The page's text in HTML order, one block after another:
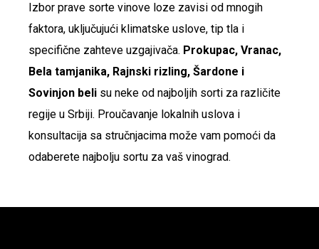
Izbor prave sorte vinove loze zavisi od mnogih
faktora, uključujući klimatske uslove, tip tla i
specifične zahteve uzgajivača. Prokupac, Vranac,
Bela tamjanika, Rajnski rizling, Šardone i
Sovinjon beli su neke od najboljih sorti za različite
regije u Srbiji. Proučavanje lokalnih uslova i
konsultacija sa stručnjacima može vam pomoći da
odaberete najbolju sortu za vaš vinograd.